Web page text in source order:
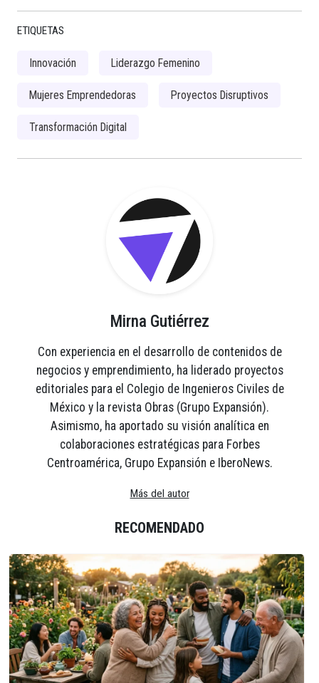
ETIQUETAS
Innovación Liderazgo Femenino
Mujeres Emprendedoras Proyectos Disruptivos
Transformación Digital
Mirna Gutiérrez
Con experiencia en el desarrollo de contenidos de
negocios y emprendimiento, ha liderado proyectos
editoriales para el Colegio de Ingenieros Civiles de
México y la revista Obras (Grupo Expansión).
Asimismo, ha aportado su visión analítica en
colaboraciones estratégicas para Forbes
Centroamérica, Grupo Expansión e IberoNews.
Más del autor
RECOMENDADO